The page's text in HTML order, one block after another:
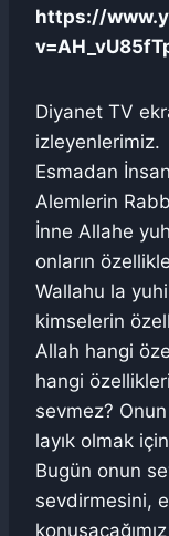
https://
Diyanet TV
izleyenlerimiz.
Esmadan
Alemlerin
İnne Allahe
onların
Wallahu la
kimselerin
Allah hangi
hangi
sevmez?
layık olmak
Bugün onun
sevdirmesini,